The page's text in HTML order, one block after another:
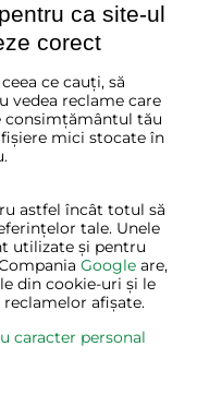
ca site-ul
corect
ce cauți, să
vedea reclame care
consimțământul tău
mici stocate în
astfel încât totul să
tale. Unele
utilizate și pentru
Google are,
din cookie-uri și le
afișate.
caracter personal